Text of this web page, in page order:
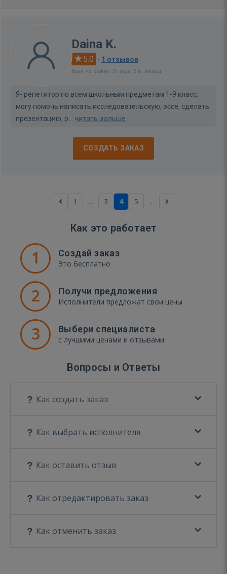
Daina K.
5.0 · 1 отзывов
Был на сайте: 3 года, 3 м. назад
Я- репетитор по всем школьным предметам 1-9 класс,
могу помочь написать исследовательскую, эссе, сделать
презентацию, р... читать дальше
СОЗДАТЬ ЗАКАЗ
1 ... 3 4 5 ...
Как это работает
1 Создай заказ
Это бесплатно
2 Получи предложения
Исполнители предложат свои цены
3 Выбери специалиста
с лучшими ценами и отзывами
Вопросы и Ответы
Как создать заказ
Как выбрать исполнителя
Как оставить отзыв
Как отредактировать заказ
Как отменить заказ